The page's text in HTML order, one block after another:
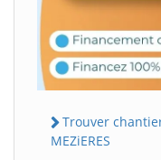
Trouver
MEZiERES